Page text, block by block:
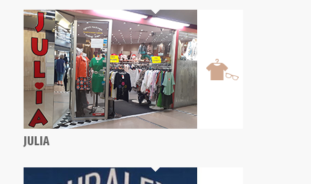
JULIA